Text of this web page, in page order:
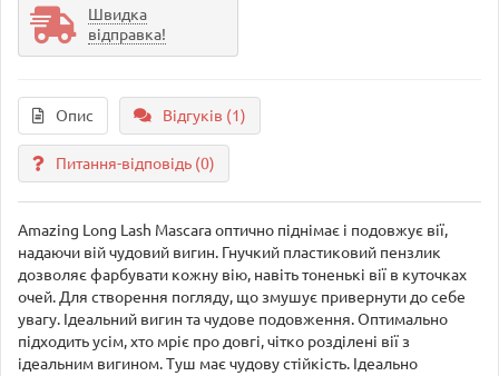
Швидка
відправка!
Опис Відгуків (1)
Питання-відповідь (0)
Amazing Long Lash Mascara оптично піднімає і подовжує вії,
надаючи вій чудовий вигин. Гнучкий пластиковий пензлик
дозволяє фарбувати кожну вію, навіть тоненькі вії в куточках
очей. Для створення погляду, що змушує привернути до себе
увагу. Ідеальний вигин та чудове подовження. Оптимально
підходить усім, хто мріє про довгі, чітко розділені вії з
ідеальним вигином. Туш має чудову стійкість. Ідеально